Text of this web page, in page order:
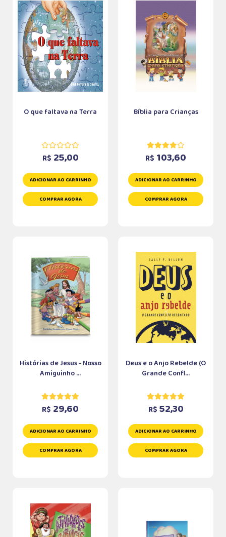
O que faltava na Terra
R$ 25,00
ADICIONAR AO CARRINHO
COMPRAR AGORA
Bíblia para Crianças
R$ 103,60
ADICIONAR AO CARRINHO
COMPRAR AGORA
Histórias de Jesus - Nosso
Amiguinho ...
R$ 29,60
ADICIONAR AO CARRINHO
COMPRAR AGORA
Deus e o Anjo Rebelde (O
Grande Confl...
R$ 52,30
ADICIONAR AO CARRINHO
COMPRAR AGORA